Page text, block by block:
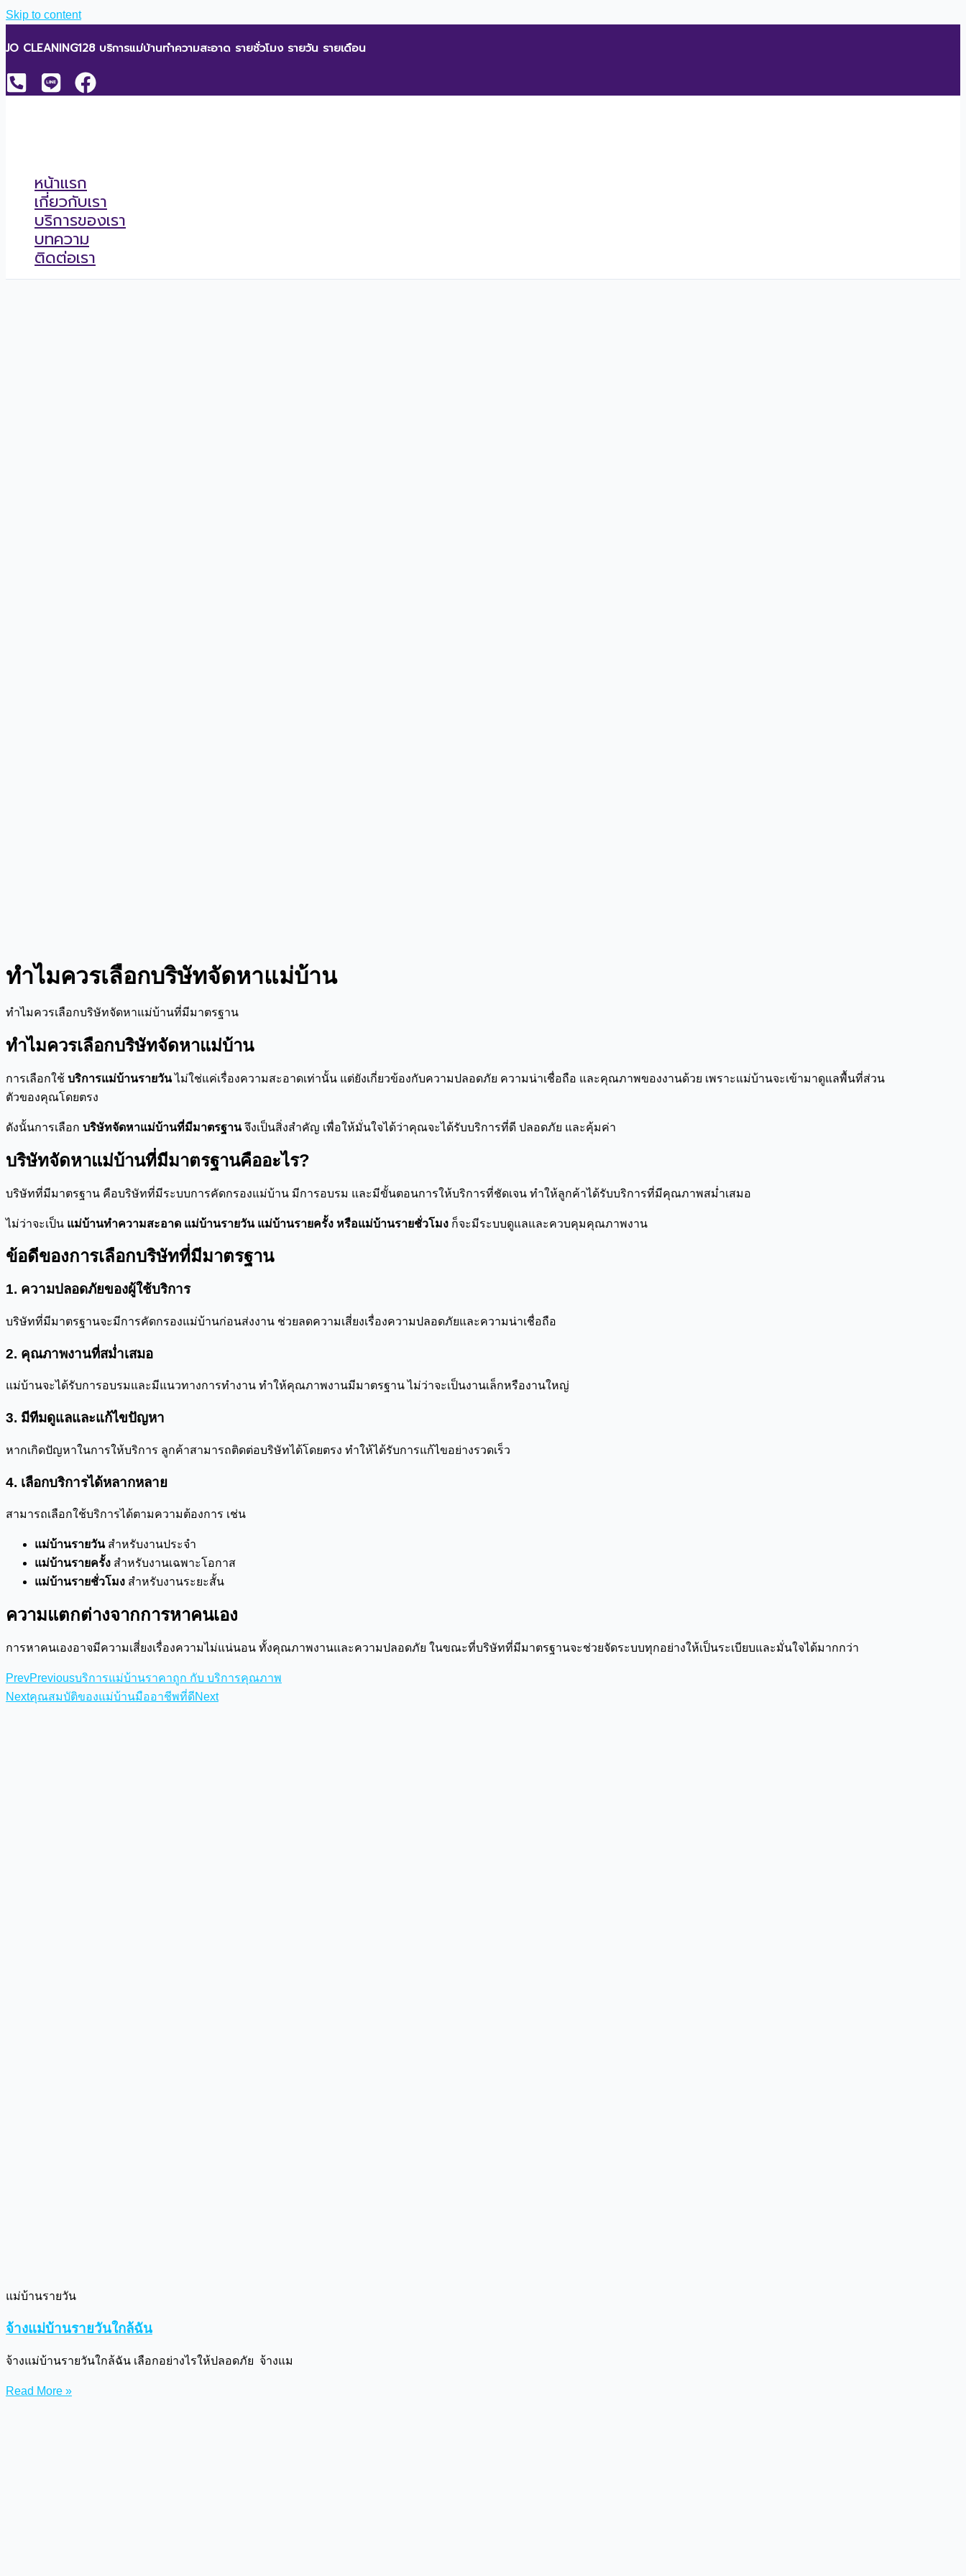
Skip to content
JO CLEANING128 บริการแม่บ้านทำความสะอาด รายชั่วโมง รายวัน รายเดือน
หน้าแรก
เกี่ยวกับเรา
บริการของเรา
บทความ
ติดต่อเรา
ทำไมควรเลือกบริษัทจัดหาแม่บ้าน
ทำไมควรเลือกบริษัทจัดหาแม่บ้านที่มีมาตรฐาน
ทำไมควรเลือกบริษัทจัดหาแม่บ้าน
การเลือกใช้ บริการแม่บ้านรายวันไม่ใช่แค่เรื่องความสะอาดเท่านั้น แต่ยังเกี่ยวข้องกับความปลอดภัย ความน่าเชื่อถือ และคุณภาพของงานด้วย เพราะแม่บ้านจะเข้ามาดูแลพื้นที่ส่วน
ตัวของคุณโดยตรง
ดังนั้นการเลือก บริษัทจัดหาแม่บ้านที่มีมาตรฐานจึงเป็นสิ่งสำคัญ เพื่อให้มั่นใจได้ว่าคุณจะได้รับบริการที่ดี ปลอดภัย และคุ้มค่า
บริษัทจัดหาแม่บ้านที่มีมาตรฐานคืออะไร?
บริษัทที่มีมาตรฐาน คือบริษัทที่มีระบบการคัดกรองแม่บ้าน มีการอบรม และมีขั้นตอนการให้บริการที่ชัดเจน ทำให้ลูกค้าได้รับบริการที่มีคุณภาพสม่ำเสมอ
ไม่ว่าจะเป็น แม่บ้านทำความสะอาด แม่บ้านรายวัน แม่บ้านรายครั้ง หรือแม่บ้านรายชั่วโมง ก็จะมีระบบดูแลและควบคุมคุณภาพงาน
ข้อดีของการเลือกบริษัทที่มีมาตรฐาน
1. ความปลอดภัยของผู้ใช้บริการ
บริษัทที่มีมาตรฐานจะมีการคัดกรองแม่บ้านก่อนส่งงาน ช่วยลดความเสี่ยงเรื่องความปลอดภัยและความน่าเชื่อถือ
2. คุณภาพงานที่สม่ำเสมอ
แม่บ้านจะได้รับการอบรมและมีแนวทางการทำงาน ทำให้คุณภาพงานมีมาตรฐาน ไม่ว่าจะเป็นงานเล็กหรืองานใหญ่
3. มีทีมดูแลและแก้ไขปัญหา
หากเกิดปัญหาในการให้บริการ ลูกค้าสามารถติดต่อบริษัทได้โดยตรง ทำให้ได้รับการแก้ไขอย่างรวดเร็ว
4. เลือกบริการได้หลากหลาย
สามารถเลือกใช้บริการได้ตามความต้องการ เช่น
แม่บ้านรายวันสำหรับงานประจำ
แม่บ้านรายครั้ง สำหรับงานเฉพาะโอกาส
แม่บ้านรายชั่วโมง สำหรับงานระยะสั้น
ความแตกต่างจากการหาคนเอง
การหาคนเองอาจมีความเสี่ยงเรื่องความไม่แน่นอน ทั้งคุณภาพงานและความปลอดภัย ในขณะที่บริษัทที่มีมาตรฐานจะช่วยจัดระบบทุกอย่างให้เป็นระเบียบและมั่นใจได้มากกว่า
PrevPreviousบริการแม่บ้านราคาถูก กับ บริการคุณภาพ
Nextคุณสมบัติของแม่บ้านมืออาชีพที่ดีNext
แม่บ้านรายวัน
จ้างแม่บ้านรายวันใกล้ฉัน
จ้างแม่บ้านรายวันใกล้ฉัน เลือกอย่างไรให้ปลอดภัย จ้างแม
Read More »